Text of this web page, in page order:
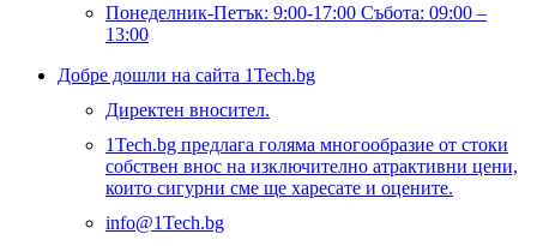
Понеделник-Петък: 9:00-17:00 Събота: 09:00 –
13:00
Добре дошли на сайта 1Tech.bg
Директен вносител.
1Tech.bg предлага голяма многообразие от стоки
собствен внос на изключително атрактивни цени,
които сигурни сме ще харесате и оцените.
info@1Tech.bg